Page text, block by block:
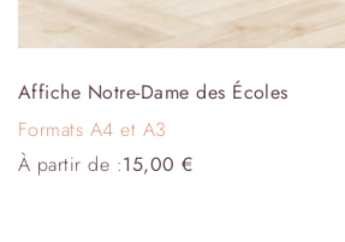
Affiche Notre-Dame des Écoles
Formats A4 et A3
À partir de :15,00€